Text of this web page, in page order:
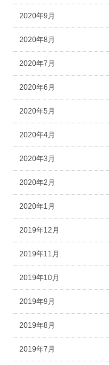
2020年9月
2020年8月
2020年7月
2020年6月
2020年5月
2020年4月
2020年3月
2020年2月
2020年1月
2019年12月
2019年11月
2019年10月
2019年9月
2019年8月
2019年7月